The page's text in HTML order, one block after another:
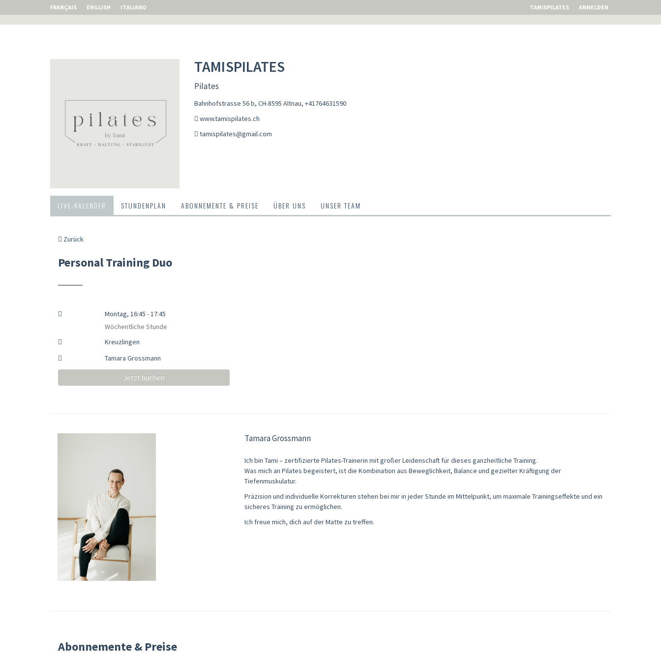
FRANÇAIS ENGLISH ITALIANO TAMISPILATES ANMELDEN
TAMISPILATES
Pilates
Bahnhofstrasse 56 b, CH-8595 Altnau, +41764631590
www.tamispilates.ch
tamispilates@gmail.com
LIVE-KALENDER STUNDENPLAN ABONNEMENTE & PREISE ÜBER UNS UNSER TEAM
Zurück
Personal Training Duo
Montag, 16:45 - 17:45
Wöchentliche Stunde
Kreuzlingen
Tamara Grossmann
Jetzt buchen
Tamara Grossmann
Ich bin Tami – zertifizierte Pilates-Trainerin mit großer Leidenschaft für dieses ganzheitliche Training.
Was mich an Pilates begeistert, ist die Kombination aus Beweglichkeit, Balance und gezielter Kräftigung der
Tiefenmuskulatur.
Präzision und individuelle Korrekturen stehen bei mir in jeder Stunde im Mittelpunkt, um maximale Trainingseffekte und ein
sicheres Training zu ermöglichen.
Ich freue mich, dich auf der Matte zu treffen.
Abonnemente & Preise